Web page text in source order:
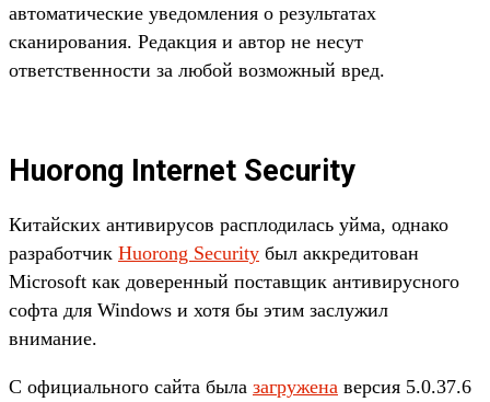
автоматические уведомления о результатах
сканирования. Редакция и автор не несут
ответственности за любой возможный вред.
Huorong Internet Security
Китайских антивирусов расплодилась уйма, однако
разработчик Huorong Security был аккредитован
Microsoft как доверенный поставщик антивирусного
софта для Windows и хотя бы этим заслужил
внимание.
С официального сайта была загружена версия 5.0.37.6